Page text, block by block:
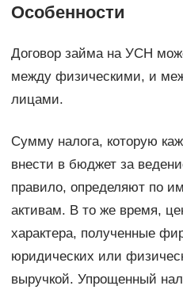
Особенности
Договор займа на УСН
между физическими, и
лицами.
Сумму налога, которую
внести в бюджет за
правило, определяют по
активам. В то же время,
характера, полученные
юридических или
выручкой. Упрощенный